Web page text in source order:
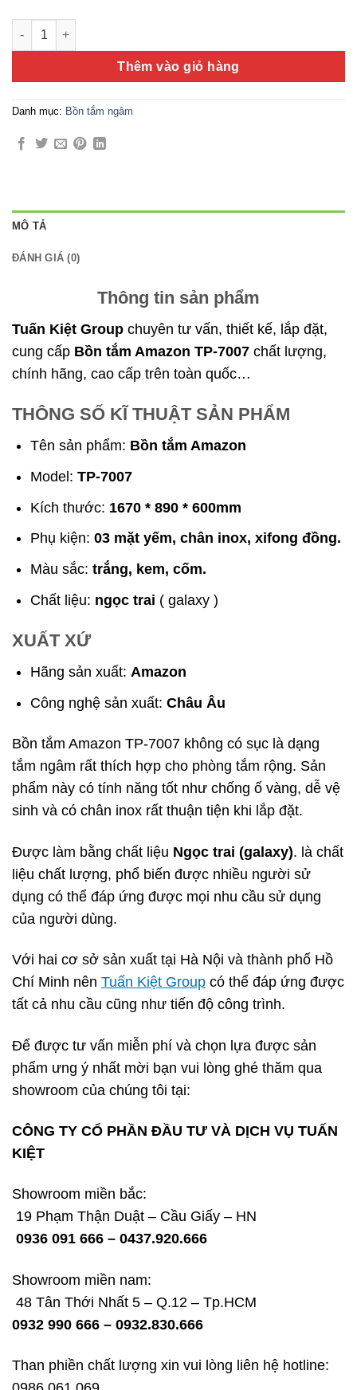
Bồn tắm Amazon TP-7007 số lượng
Thêm vào giỏ hàng
Danh mục: Bồn tắm ngâm
MÔ TẢ
ĐÁNH GIÁ (0)
Thông tin sản phẩm
Tuấn Kiệt Group chuyên tư vấn, thiết kế, lắp đặt,
cung cấp Bồn tắm Amazon TP-7007 chất lượng,
chính hãng, cao cấp trên toàn quốc…
THÔNG SỐ KĨ THUẬT SẢN PHẨM
Tên sản phẩm: Bồn tắm Amazon
Model:TP-7007
Kích thước: 1670 * 890 * 600mm
Phụ kiện:03 mặt yếm, chân inox, xifong đồng.
Màu sắc: trắng, kem, cốm.
Chất liệu: ngọc trai ( galaxy )
XUẤT XỨ
Hãng sản xuất:Amazon
Công nghệ sản xuất:Châu Âu
Bồn tắm Amazon TP-7007 không có sục là dạng
tắm ngâm rất thích hợp cho phòng tắm rộng. Sản
phẩm này có tính năng tốt như chống ố vàng, dễ vệ
sinh và có chân inox rất thuận tiện khi lắp đặt.
Được làm bằng chất liệu Ngọc trai (galaxy). là chất
liệu chất lượng, phổ biến được nhiều người sử
dụng có thể đáp ứng được mọi nhu cầu sử dụng
của người dùng.
Với hai cơ sở sản xuất tại Hà Nội và thành phố Hồ
Chí Minh nên Tuấn Kiệt Group có thể đáp ứng được
tất cả nhu cầu cũng như tiến độ công trình.
Để được tư vấn miễn phí và chọn lựa được sản
phẩm ưng ý nhất mời bạn vui lòng ghé thăm qua
showroom của chúng tôi tại:
CÔNG TY CỔ PHẦN ĐẦU TƯ VÀ DỊCH VỤ TUẤN
KIỆT
Showroom miền bắc:
19 Phạm Thận Duật – Cầu Giấy – HN
0936 091 666 – 0437.920.666
Showroom miền nam:
48 Tân Thới Nhất 5 – Q.12 – Tp.HCM
0932 990 666 – 0932.830.666
Than phiền chất lượng xin vui lòng liên hệ hotline: